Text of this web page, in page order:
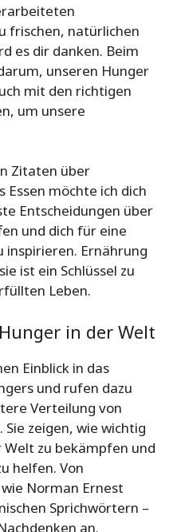
frischen, natürlichen
es dir danken. Beim
unseren Hunger
mit den richtigen
um unsere
Zitaten über
Essen möchte ich dich
Entscheidungen über
und dich für eine
inspirieren. Ernährung
ist ein Schlüssel zu
Leben.
in der Welt
Einblick in das
und rufen dazu
Verteilung von
Sie zeigen, wie wichtig
zu bekämpfen und
helfen. Von
Norman Ernest
Sprichwörtern –
an.